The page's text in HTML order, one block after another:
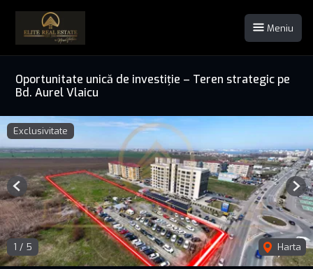
Meniu
Oportunitate unică de investiție – Teren strategic pe
Bd. Aurel Vlaicu
Exclusivitate
1 / 5 Harta
Previous